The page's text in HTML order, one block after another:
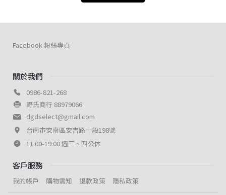
關於我們
0986-821-268
野氏商行 88979066
dgdselect@gmail.com
台南市安南區安吉路一段198號
11:00-19:00 週三、四公休
客戶服務
我的帳戶 購物需知 退款政策 隱私政策
Facebook 粉絲專頁